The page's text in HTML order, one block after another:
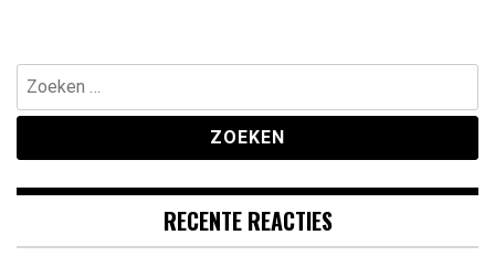
Zoeken
naar:
RECENTE REACTIES